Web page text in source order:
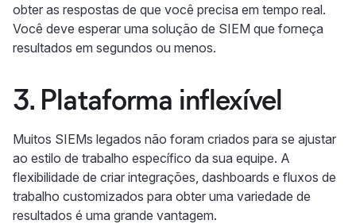
obter as respostas de que você precisa em tempo real.
Você deve esperar uma solução de SIEM que forneça
resultados em segundos ou menos.
3. Plataforma inflexível
Muitos SIEMs legados não foram criados para se ajustar
ao estilo de trabalho específico da sua equipe. A
flexibilidade de criar integrações, dashboards e fluxos de
trabalho customizados para obter uma variedade de
resultados é uma grande vantagem.